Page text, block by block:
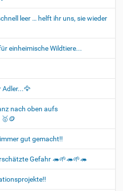
leer … helft ihr uns, sie wieder
für einheimische Wildtiere...
Adler...🦅
nach oben aufs
gut gemacht‼️
Gefahr 🦔🌱🦔🌱🦔